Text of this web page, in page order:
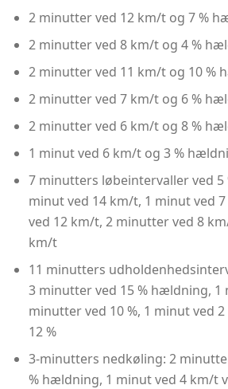
2 minutter ved 12 km/t og 7 %
2 minutter ved 8 km/t og 4 %
2 minutter ved 11 km/t og 10 %
2 minutter ved 7 km/t og 6 %
2 minutter ved 6 km/t og 8 %
1 minut ved 6 km/t og 3 %
7 minutters løbeintervaller ved 5
minut ved 14 km/t, 1 minut ved
ved 12 km/t, 2 minutter ved 8
km/t
11 minutters
3 minutter ved 15 % hældning, 1
minutter ved 10 %, 1 minut ved
12 %
3-minutters nedkøling: 2
% hældning, 1 minut ved 4 km/t